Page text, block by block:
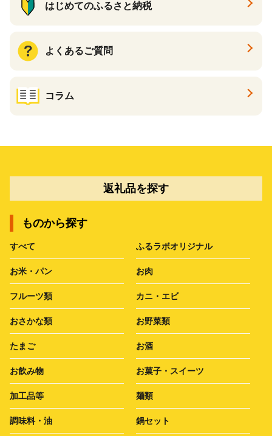
はじめてのふるさと納税
よくあるご質問
コラム
返礼品を探す
ものから探す
すべて ふるラボオリジナル
お米・パン お肉
フルーツ類 カニ・エビ
おさかな類 お野菜類
たまご お酒
お飲み物 お菓子・スイーツ
加工品等 麺類
調味料・油 鍋セット